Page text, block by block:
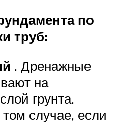
по
труб:
. Дренажные
на
грунта.
случае, если